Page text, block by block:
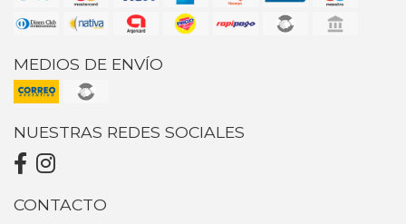
MEDIOS DE ENVÍO
NUESTRAS REDES SOCIALES
CONTACTO